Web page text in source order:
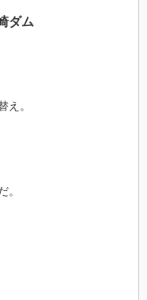
ダム
え。
。